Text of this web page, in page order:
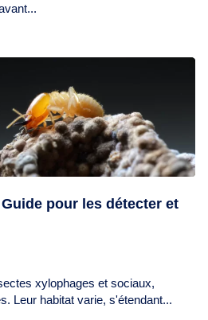
pour les détecter et
xylophages et sociaux,
Leur habitat varie, s'étendant...